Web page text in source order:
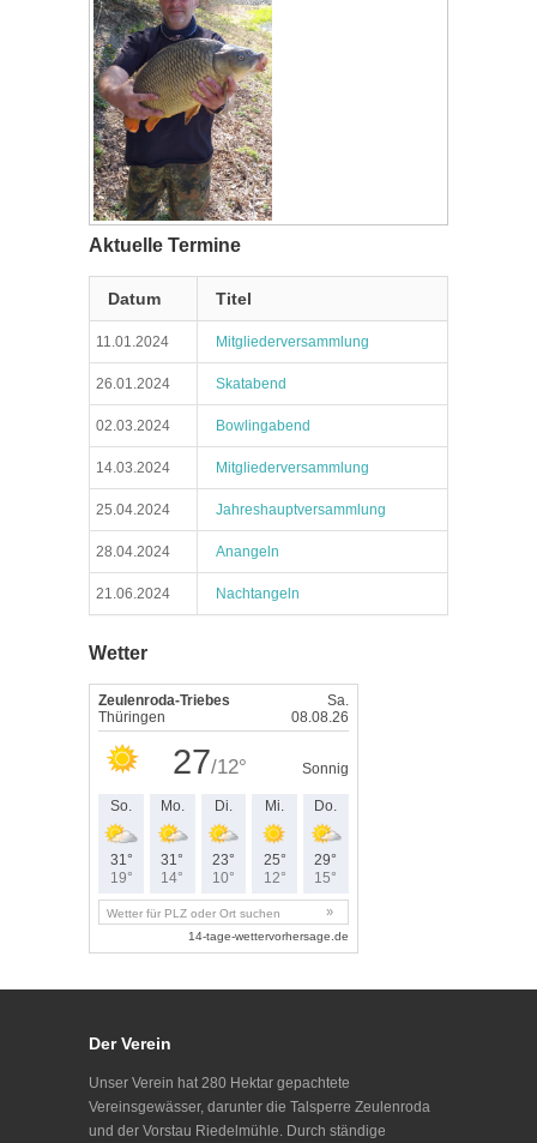
Aktuelle Termine
Datum Titel
11.01.2024 Mitgliederversammlung
26.01.2024 Skatabend
02.03.2024 Bowlingabend
14.03.2024 Mitgliederversammlung
25.04.2024 Jahreshauptversammlung
28.04.2024 Anangeln
21.06.2024 Nachtangeln
Wetter
Der Verein
Unser Verein hat 280 Hektar gepachtete
Vereinsgewässer, darunter die Talsperre Zeulenroda
und der Vorstau Riedelmühle. Durch ständige